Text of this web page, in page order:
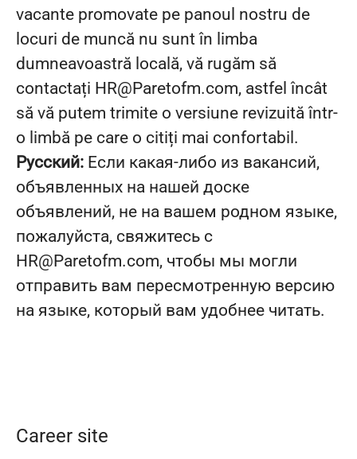
vacante promovate pe panoul nostru de
locuri de muncă nu sunt în limba
dumneavoastră locală, vă rugăm să
contactați HR@Paretofm.com, astfel încât
să vă putem trimite o versiune revizuită într-
o limbă pe care o citiți mai confortabil.
Русский: Если какая-либо из вакансий,
объявленных на нашей доске
объявлений, не на вашем родном языке,
пожалуйста, свяжитесь с
HR@Paretofm.com, чтобы мы могли
отправить вам пересмотренную версию
на языке, который вам удобнее читать.
Career site